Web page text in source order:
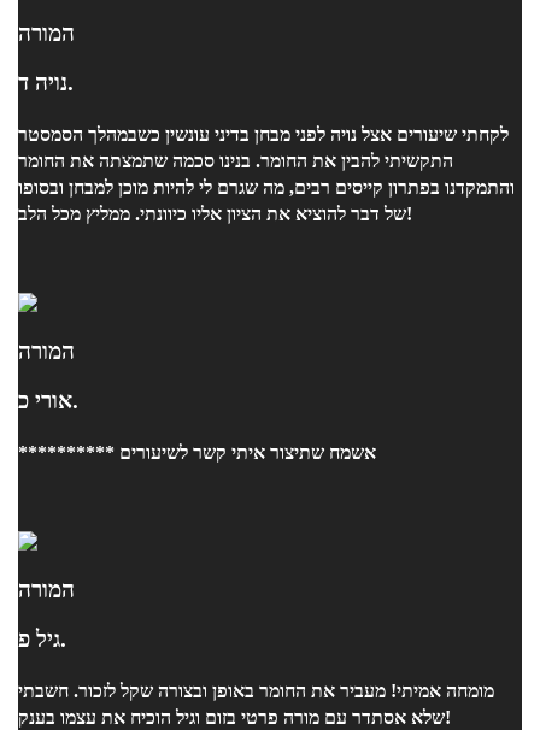
המורה
נויה ד.
לקחתי שיעורים אצל נויה לפני מבחן בדיני עונשין כשבמהלך הסמסטר
התקשיתי להבין את החומר. בנינו סכמה שתמצתה את החומר
והתמקדנו בפתרון קייסים רבים, מה שגרם לי להיות מוכן למבחן ובסופו
של דבר להוציא את הציון אליו כיוונתי. ממליץ מכל הלב!
המורה
אורי כ.
********** אשמח שתיצור איתי קשר לשיעורים
המורה
גיל פ.
מומחה אמיתי! מעביר את החומר באופן ובצורה שקל לזכור. חשבתי
שלא אסתדר עם מורה פרטי בזום וגיל הוכיח את עצמו בענק!